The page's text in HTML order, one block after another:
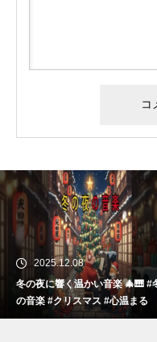
2025.12.08
冬の夜に響く温かい音楽 🎄🎹 #
の音楽 #クリスマス #心温まる